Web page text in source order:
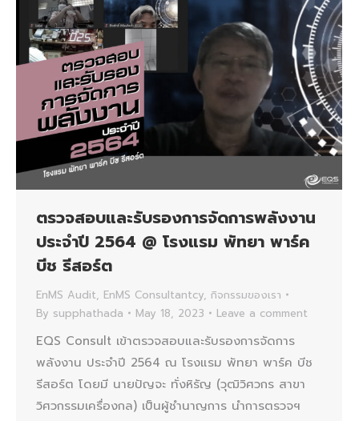
ตรวจสอบและรับรองการจัดการพลังงาน
ประจำปี 2564 @ โรงแรม พัทยา พาร์ค
บีช รีสอร์ต
EnMS Audit, EnMS Consultantcy, กิจกรรมของเรา
By supphathada May 18, 2023 Leave a comment
EQS Consult เข้าตรวจสอบและรับรองการจัดการ
พลังงาน ประจำปี 2564 ณ โรงแรม พัทยา พาร์ค บีช
รีสอร์ต โดยมี นายปัญจะ ทั่งหิรัญ (วุฒิวิศวกร สาขา
วิศวกรรมเครื่องกล) เป็นผู้ชำนาญการ นำการตรวจฯ